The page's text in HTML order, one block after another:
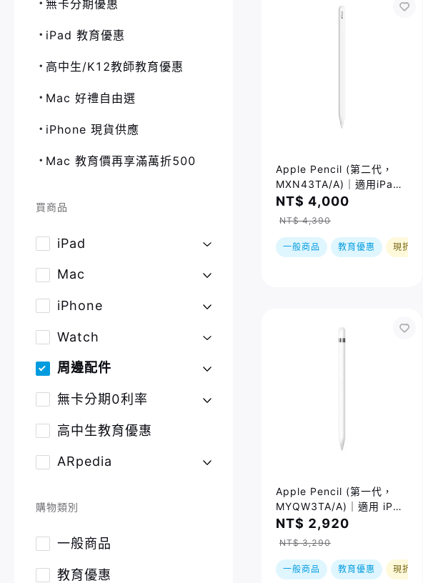
無卡分期優惠
iPad 教育優惠
高中生/K12教師教育優惠
Mac 好禮自由選
iPhone 現貨供應
Mac 教育價再享滿萬折500
買商品
iPad
Mac
iPhone
Watch
周邊配件
無卡分期0利率
高中生教育優惠
ARpedia
購物類別
一般商品
教育優惠
Apple Pencil (第二代，
MXN43TA/A)｜適用iPad
Pro / iPad Air 5 / iPad
mini 6
NT$ 4,000
NT$ 4,390
一般商品 教育優惠 現折
Apple Pencil (第一代，
MYQW3TA/A)｜適用 iPad
10 / iPad Air 3/ iPad
mini 5 /iPad Pro
NT$ 2,920
NT$ 3,290
一般商品 教育優惠 現折